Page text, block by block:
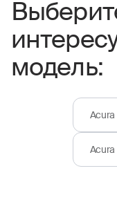
модель:
Acura